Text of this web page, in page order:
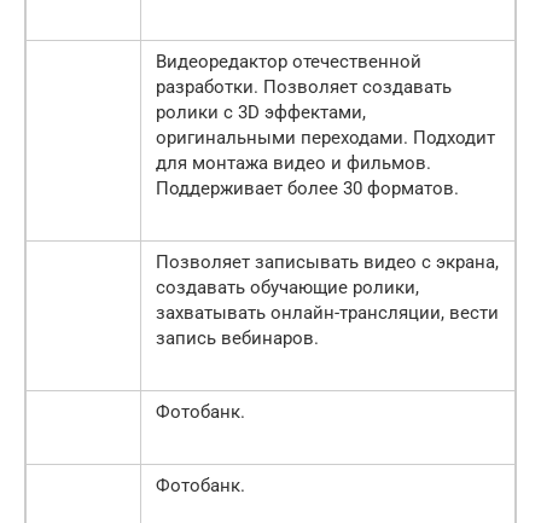
Видеоредактор отечественной
разработки. Позволяет создавать
ролики с 3D эффектами,
оригинальными переходами. Подходит
для монтажа видео и фильмов.
Поддерживает более 30 форматов.
Позволяет записывать видео с экрана,
создавать обучающие ролики,
захватывать онлайн-трансляции, вести
запись вебинаров.
Фотобанк.
Фотобанк.